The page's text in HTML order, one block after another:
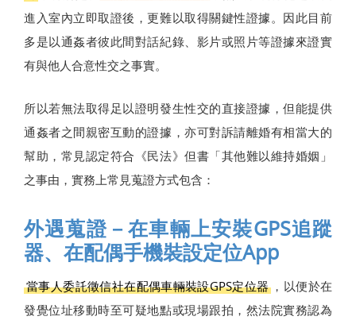
進入室內立即取證後，更難以取得關鍵性證據。因此目前
多是以通姦者彼此間對話紀錄、影片或照片等證據來證實
有與他人合意性交之事實。
所以若無法取得足以證明發生性交的直接證據，但能提供
通姦者之間親密互動的證據，亦可對訴請離婚有相當大的
幫助，常見認定符合《民法》但書「其他難以維持婚姻」
之事由，實務上常見蒐證方式包含：
外遇蒐證－在車輛上安裝GPS追蹤
器、在配偶手機裝設定位App
當事人委託徵信社在配偶車輛裝設GPS定位器 ，以便於在
發覺位址移動時至可疑地點或現場跟拍，然法院實務認為